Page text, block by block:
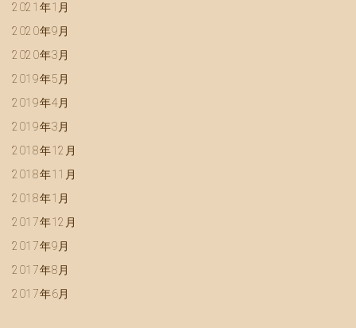
2021年1月
2020年9月
2020年3月
2019年5月
2019年4月
2019年3月
2018年12月
2018年11月
2018年1月
2017年12月
2017年9月
2017年8月
2017年6月